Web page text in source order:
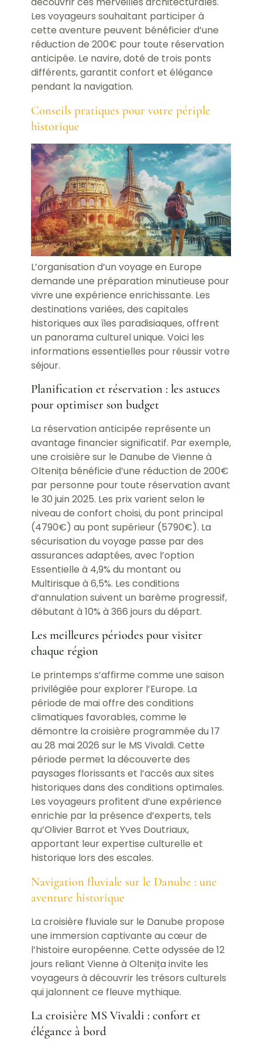
Les voyageurs souhaitant participer à
cette aventure peuvent bénéficier d’une
réduction de 200€ pour toute réservation
anticipée. Le navire, doté de trois ponts
différents, garantit confort et élégance
pendant la navigation.
Conseils pratiques pour votre périple
historique
L’organisation d’un voyage en Europe
demande une préparation minutieuse pour
vivre une expérience enrichissante. Les
destinations variées, des capitales
historiques aux îles paradisiaques, offrent
un panorama culturel unique. Voici les
informations essentielles pour réussir votre
séjour.
Planification et réservation : les astuces
pour optimiser son budget
La réservation anticipée représente un
avantage financier significatif. Par exemple,
une croisière sur le Danube de Vienne à
Oltenița bénéficie d’une réduction de 200€
par personne pour toute réservation avant
le 30 juin 2025. Les prix varient selon le
niveau de confort choisi, du pont principal
(4790€) au pont supérieur (5790€). La
sécurisation du voyage passe par des
assurances adaptées, avec l’option
Essentielle à 4,9% du montant ou
Multirisque à 6,5%. Les conditions
d’annulation suivent un barème progressif,
débutant à 10% à 366 jours du départ.
Les meilleures périodes pour visiter
chaque région
Le printemps s’affirme comme une saison
privilégiée pour explorer l’Europe. La
période de mai offre des conditions
climatiques favorables, comme le
démontre la croisière programmée du 17
au 28 mai 2026 sur le MS Vivaldi. Cette
période permet la découverte des
paysages florissants et l’accès aux sites
historiques dans des conditions optimales.
Les voyageurs profitent d’une expérience
enrichie par la présence d’experts, tels
qu’Olivier Barrot et Yves Doutriaux,
apportant leur expertise culturelle et
historique lors des escales.
Navigation fluviale sur le Danube : une
aventure historique
La croisière fluviale sur le Danube propose
une immersion captivante au cœur de
l’histoire européenne. Cette odyssée de 12
jours reliant Vienne à Oltenița invite les
voyageurs à découvrir les trésors culturels
qui jalonnent ce fleuve mythique.
La croisière MS Vivaldi : confort et
élégance à bord